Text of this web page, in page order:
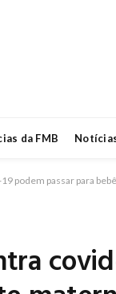
da FMB
podem passar para